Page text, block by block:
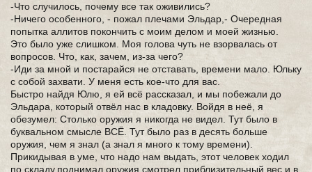
-Что случилось, почему все так оживились?
-Ничего особенного, - пожал плечами Эльдар,- Очередная
попытка аллитов покончить с моим делом и моей жизнью.
Это было уже слишком. Моя голова чуть не взорвалась от
вопросов. Что, как, зачем, из-за чего?
-Иди за мной и постарайся не отставать, времени мало. Юльку
с собой захвати. У меня есть кое-что для вас.
Быстро найдя Юлю, я ей всё рассказал, и мы побежали до
Эльдара, который отвёл нас в кладовку. Войдя в неё, я
обезумел: Столько оружия я никогда не видел. Тут было в
буквальном смысле ВСЁ. Тут было раз в десять больше
оружия, чем я знал (а знал я много к тому времени).
Прикидывая в уме, что надо нам выдать, этот человек ходил
по складу,поднимал оружия,смотрел приблизительный вес и в